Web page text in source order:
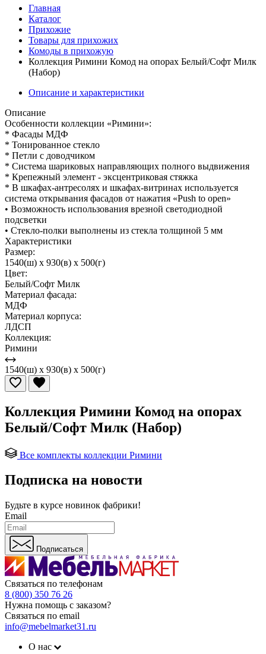
Главная
Каталог
Прихожие
Товары для прихожих
Комоды в прихожую
Коллекция Римини Комод на опорах Белый/Софт Милк
(Набор)
Описание и характеристики
Описание
Особенности коллекции «Римини»:
* Фасады МДФ
* Тонированное стекло
* Петли с доводчиком
* Система шариковых направляющих полного выдвижения
* Крепежный элемент - эксцентриковая стяжка
* В шкафах-антресолях и шкафах-витринах используется
система открывания фасадов от нажатия «Push to open»
• Возможность использования врезной светодиодной
подсветки
• Стекло-полки выполнены из стекла толщиной 5 мм
Характеристики
Размер:
1540(ш) x 930(в) x 500(г)
Цвет:
Белый/Софт Милк
Материал фасада:
МДФ
Материал корпуса:
ЛДСП
Коллекция:
Римини
1540(ш) x 930(в) x 500(г)
Коллекция Римини Комод на опорах
Белый/Софт Милк (Набор)
Все комплекты коллекции Римини
Подписка на новости
Будьте в курсе новинок фабрики!
Email
Подписаться
Связаться по телефонам
8 (800) 350 76 26
Нужна помощь с заказом?
Связаться по email
info@mebelmarket31.ru
О нас